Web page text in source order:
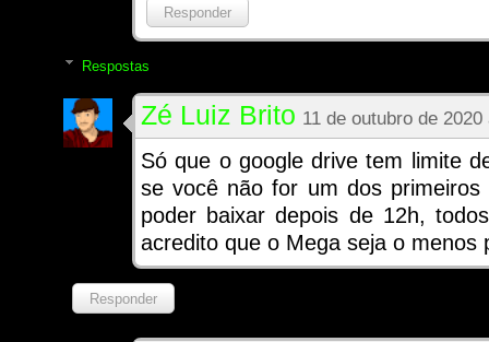
Responder
Respostas
Zé Luiz Brito 11 de outubro de 2020
Só que o google drive tem limite
se você não for um dos
poder baixar depois de 12h,
acredito que o Mega seja o menos
Responder